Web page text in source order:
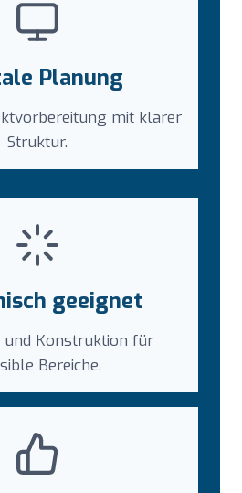
Planung
mit klarer
Struktur.
geeignet
und Konstruktion für
Bereiche.